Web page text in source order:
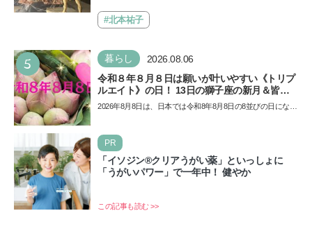
催…#北本祐子
5 暮らし 2026.08.06
令和８年８月８日は願いが叶いやすい《トリプ
ルエイト》の日！ 13日の獅子座の新月＆皆既
日食の影響にも注目
2026年8月8日は、日本では令和8年8月8日の8並びの日になり
PR
「イソジン®クリアうがい薬」といっしょに
「うがいパワー」で一年中！ 健やか
この記事も読む >>